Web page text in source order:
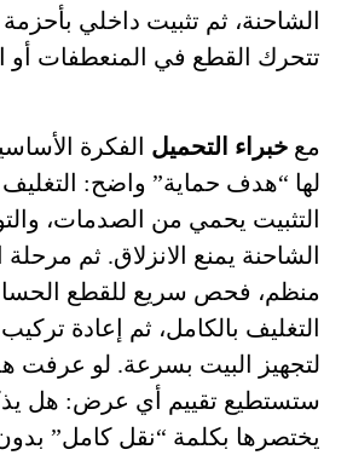
الشاحنة، ثم تثبيت داخلي
تتحرك القطع في المنعطفات أو
معخبراء التحميل الفكرة
لها “هدف حماية” واضح:
التثبيت يحمي من الصدمات،
الشاحنة يمنع الانزلاق. ثم
منظم، فحص سريع للقطع
التغليف بالكامل، ثم إعادة
لتجهيز البيت بسرعة. لو عرفت
ستستطيع تقييم أي عرض: هل
يختصرها بكلمة “نقل كامل”